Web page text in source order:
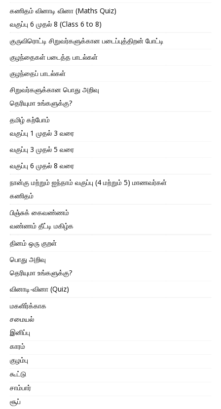
கணிதம் வினாடி வினா (Maths Quiz)
வகுப்பு 6 முதல் 8 (Class 6 to 8)
குருவிரொட்டி சிறுவர்களுக்கான படைப்புத்திறன் போட்டி
குழந்தைகள் படைத்த பாடல்கள்
குழந்தைப் பாடல்கள்
சிறுவர்களுக்கான பொது அறிவு
தெரியுமா உங்களுக்கு?
தமிழ் கற்போம்
வகுப்பு 1 முதல் 3 வரை
வகுப்பு 3 முதல் 5 வரை
வகுப்பு 6 முதல் 8 வரை
நான்கு மற்றும் ஐந்தாம் வகுப்பு (4 மற்றும் 5) மாணவர்கள்
கணிதம்
பிஞ்சுக் கைவண்ணம்
வண்ணம் தீட்டி மகிழ்க
தினம் ஒரு குறள்
பொது அறிவு
தெரியுமா உங்களுக்கு?
வினாடி-வினா (Quiz)
மகளிர்க்காக
சமையல்
இனிப்பு
காரம்
குழம்பு
கூட்டு
சாம்பார்
சூப்